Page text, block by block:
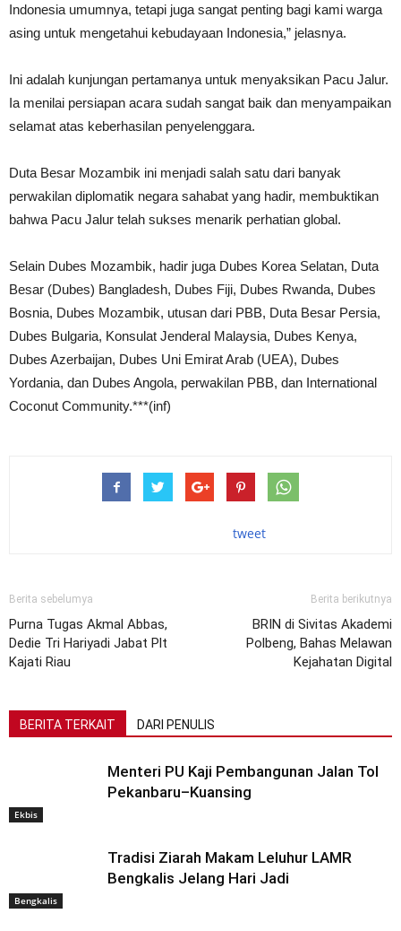
Indonesia umumnya, tetapi juga sangat penting bagi kami warga
asing untuk mengetahui kebudayaan Indonesia,” jelasnya.
Ini adalah kunjungan pertamanya untuk menyaksikan Pacu Jalur.
Ia menilai persiapan acara sudah sangat baik dan menyampaikan
selamat atas keberhasilan penyelenggara.
Duta Besar Mozambik ini menjadi salah satu dari banyak
perwakilan diplomatik negara sahabat yang hadir, membuktikan
bahwa Pacu Jalur telah sukses menarik perhatian global.
Selain Dubes Mozambik, hadir juga Dubes Korea Selatan, Duta
Besar (Dubes) Bangladesh, Dubes Fiji, Dubes Rwanda, Dubes
Bosnia, Dubes Mozambik, utusan dari PBB, Duta Besar Persia,
Dubes Bulgaria, Konsulat Jenderal Malaysia, Dubes Kenya,
Dubes Azerbaijan, Dubes Uni Emirat Arab (UEA), Dubes
Yordania, dan Dubes Angola, perwakilan PBB, dan International
Coconut Community.***(inf)
tweet
Berita sebelumya
Purna Tugas Akmal Abbas,
Dedie Tri Hariyadi Jabat Plt
Kajati Riau
Berita berikutnya
BRIN di Sivitas Akademi
Polbeng, Bahas Melawan
Kejahatan Digital
BERITA TERKAIT DARI PENULIS
Ekbis
Menteri PU Kaji Pembangunan Jalan Tol
Pekanbaru–Kuansing
Bengkalis
Tradisi Ziarah Makam Leluhur LAMR
Bengkalis Jelang Hari Jadi